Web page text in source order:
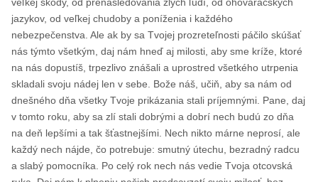
veľkej škody, od prenasledovania zlých ľudí, od ohováračských
jazykov, od veľkej chudoby a poníženia i každého
nebezpečenstva. Ale ak by sa Tvojej prozreteľnosti páčilo skúšať
nás týmto všetkým, daj nám hneď aj milosti, aby sme kríže, ktoré
na nás dopustíš, trpezlivo znášali a uprostred všetkého utrpenia
skladali svoju nádej len v sebe. Bože náš, učiň, aby sa nám od
dnešného dňa všetky Tvoje prikázania stali príjemnými. Pane, daj
v tomto roku, aby sa zlí stali dobrými a dobrí nech budú zo dňa
na deň lepšími a tak šťastnejšími. Nech nikto márne neprosí, ale
každý nech nájde, čo potrebuje: smutný útechu, bezradný radcu
a slabý pomocníka. Po celý rok nech nás vedie Tvoja otcovská